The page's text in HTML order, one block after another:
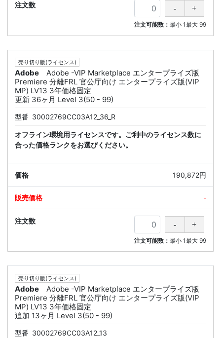
注文可能数： 最小 1最大 99
売り切り版(ライセンス)
Adobe
Adobe -VIP Marketplace エンタープライズ版
Premiere 分離FRL 官公庁向け エンタープライズ版(VIP
MP) LV13 3年価格固定
更新 36ヶ月 Level 3(50 - 99)
型番 30002769CC03A12_36_R
オフライン環境用ライセンスです。ご利中のライセンス数に
合った価格ランクをお選びください。
190,872円
-
注文可能数： 最小 1最大 99
売り切り版(ライセンス)
Adobe
Adobe -VIP Marketplace エンタープライズ版
Premiere 分離FRL 官公庁向け エンタープライズ版(VIP
MP) LV13 3年価格固定
追加 13ヶ月 Level 3(50 - 99)
型番 30002769CC03A12_13